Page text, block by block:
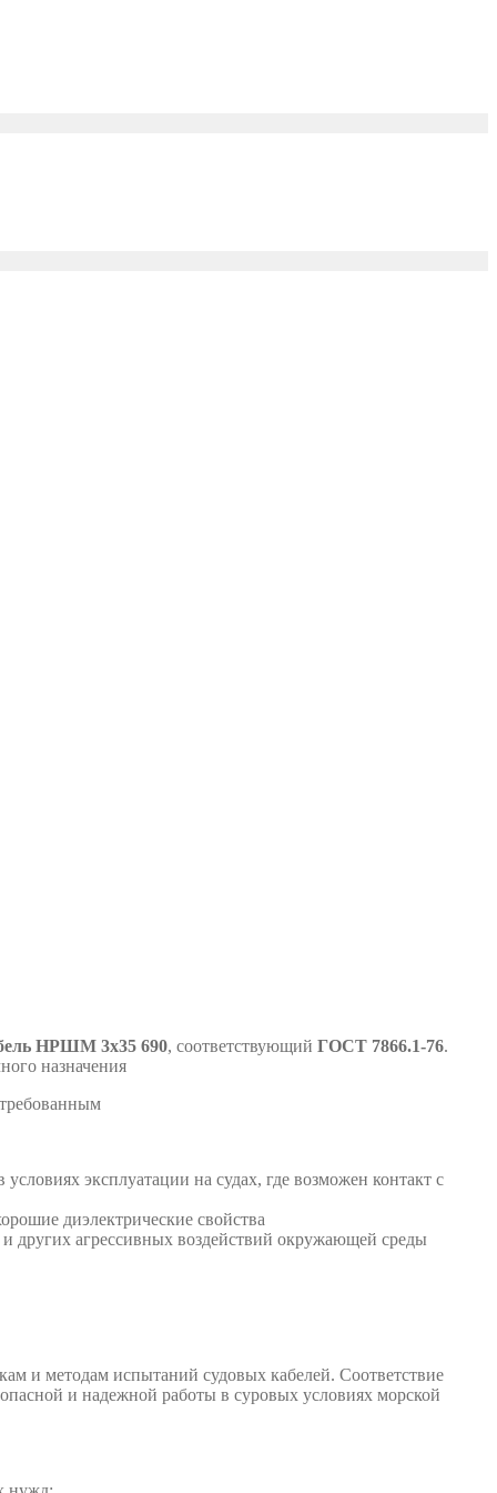
НРШМ 3х35 690, соответствующий ГОСТ 7866.1-76.
назначения
эксплуатации на судах, где возможен контакт с
диэлектрические свойства
других агрессивных воздействий окружающей среды
и методам испытаний судовых кабелей. Соответствие
и надежной работы в суровых условиях морской